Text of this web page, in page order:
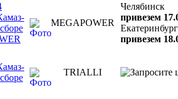
MEGAPOWER
Челябинск
привезем
Екатеринбург
привезем
TRIALLI